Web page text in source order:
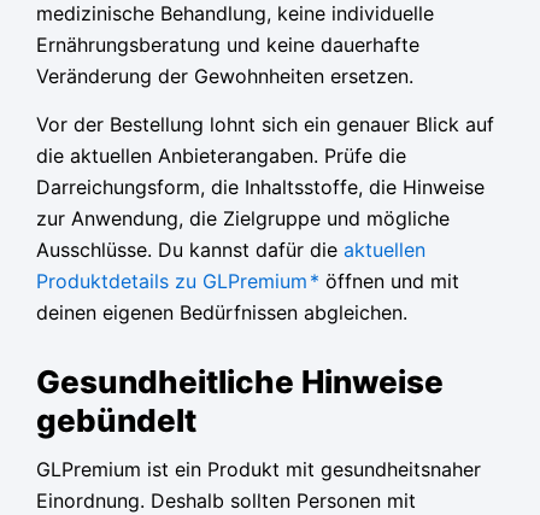
medizinische Behandlung, keine individuelle
Ernährungsberatung und keine dauerhafte
Veränderung der Gewohnheiten ersetzen.
Vor der Bestellung lohnt sich ein genauer Blick auf
die aktuellen Anbieterangaben. Prüfe die
Darreichungsform, die Inhaltsstoffe, die Hinweise
zur Anwendung, die Zielgruppe und mögliche
Ausschlüsse. Du kannst dafür die aktuellen
Produktdetails zu GLPremium * öffnen und mit
deinen eigenen Bedürfnissen abgleichen.
Gesundheitliche Hinweise
gebündelt
GLPremium ist ein Produkt mit gesundheitsnaher
Einordnung. Deshalb sollten Personen mit